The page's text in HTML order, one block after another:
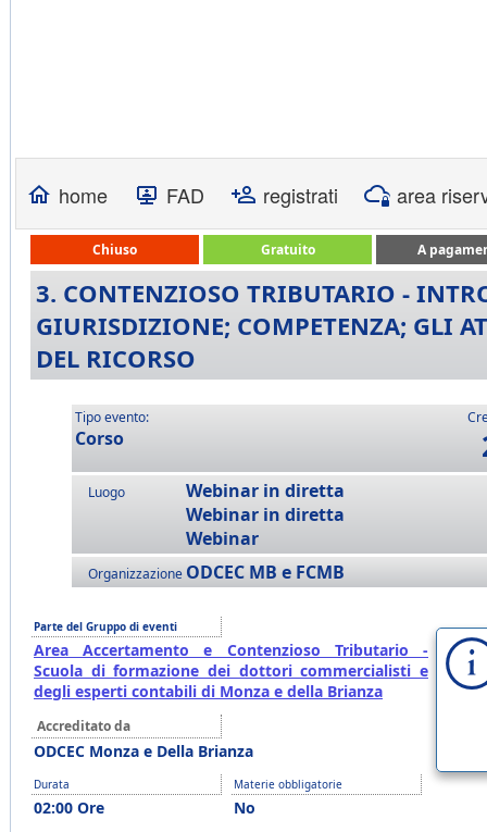
home FAD registrati area
Chiuso Gratuito A
3. CONTENZIOSO TRIBUTARIO -
GIURISDIZIONE; COMPETENZA; GLI
DEL RICORSO
Tipo evento:
Corso
Luogo
Webinar in diretta
Webinar in diretta
Webinar
Organizzazione ODCEC MB e FCMB
Parte del Gruppo di eventi
Area Accertamento e Contenzioso Tributario -
Scuola di formazione dei dottori commercialisti e
degli esperti contabili di Monza e della Brianza
Accreditato da
ODCEC Monza e Della Brianza
Durata
02:00 Ore
Materie obbligatorie
No